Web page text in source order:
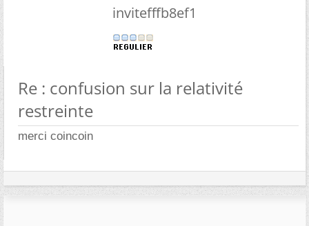
invitefffb8ef1
Re : confusion sur la relativité
restreinte
merci coincoin